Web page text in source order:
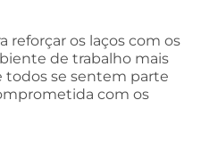
reforçar os laços com os
de trabalho mais
todos se sentem parte
com os